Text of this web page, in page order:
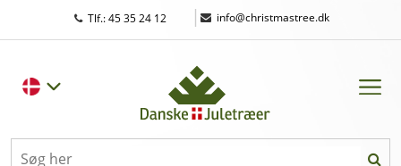
Tlf.: 45 35 24 12 | info@christmastree.dk